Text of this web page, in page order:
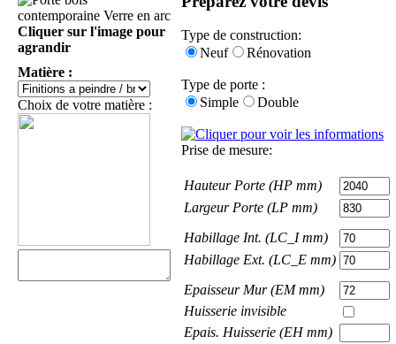
Cliquer sur l'image pour
agrandir
Matière :
Choix de votre matière :
Type de construction:
Neuf
Rénovation
Type de porte :
Simple
Double
Prise de mesure:
Hauteur Porte (HP mm)
Largeur Porte (LP mm)
Habillage Int. (LC_I mm)
Habillage Ext. (LC_E mm)
Epaisseur Mur (EM mm)
Huisserie invisible
Epais. Huisserie (EH mm)